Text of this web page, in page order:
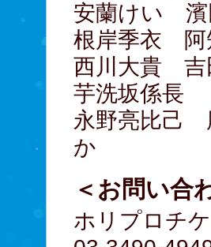
安蘭けい 濱
根岸季衣 阿
西川大貴 吉
芋洗坂係長
永野亮比己
か
＜お問い合
ホリプロチ